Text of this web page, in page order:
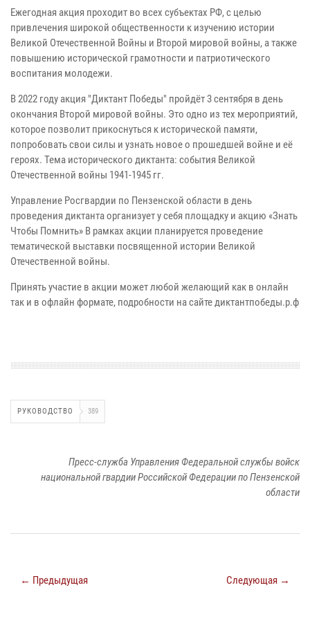
Ежегодная акция проходит во всех субъектах РФ, с целью
привлечения широкой общественности к изучению истории
Великой Отечественной Войны и Второй мировой войны, а также
повышению исторической грамотности и патриотического
воспитания молодежи.
В 2022 году акция "Диктант Победы" пройдёт 3 сентября в день
окончания Второй мировой войны. Это одно из тех мероприятий,
которое позволит прикоснуться к исторической памяти,
попробовать свои силы и узнать новое о прошедшей войне и её
героях. Тема исторического диктанта: события Великой
Отечественной войны 1941-1945 гг.
Управление Росгвардии по Пензенской области в день
проведения диктанта организует у себя площадку и акцию «Знать
Чтобы Помнить» В рамках акции планируется проведение
тематической выставки посвященной истории Великой
Отечественной войны.
Принять участие в акции может любой желающий как в онлайн
так и в офлайн формате, подробности на сайте диктантпобеды.р.ф
РУКОВОДСТВО 389
Пресс-служба Управления Федеральной службы войск
национальной гвардии Российской Федерации по Пензенской
области
← Предыдущая Следующая →